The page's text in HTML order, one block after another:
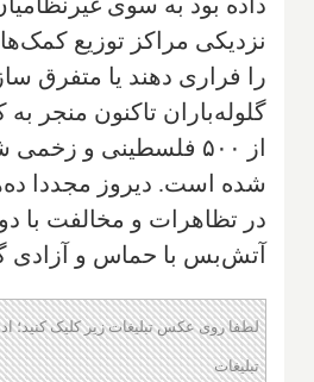
نزدیکی مراکز توزیع کمک‌ها
را فراری دهند یا متفرق
گلوله‌باران تاکنون منجر
شده است. دیروز مجددا
در تظاهرات و مخالفت با
آتش‌بس با حماس و آزادی
لطفا روی عکس تبلیغات زیر کلیک کنید؛
تبلیغات